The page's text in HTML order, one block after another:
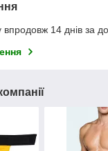
14 днів за